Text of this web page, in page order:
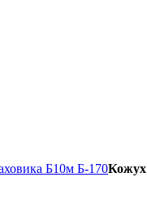
Б10м Б-170Кожух